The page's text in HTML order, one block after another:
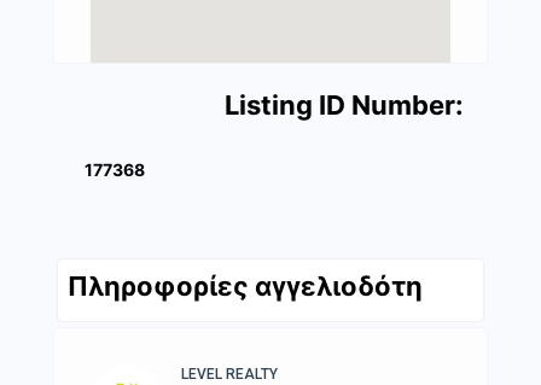
Listing ID Number:
177368
Πληροφορίες αγγελιοδότη
LEVEL REALTY